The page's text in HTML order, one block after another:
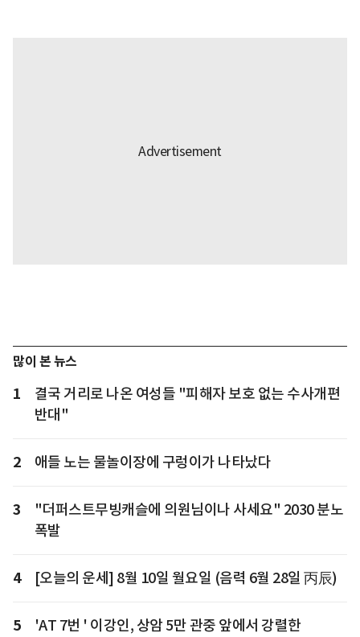
많이 본 뉴스
1
결국 거리로 나온 여성들 "피해자 보호 없는 수사개편
반대"
2 애들 노는 물놀이장에 구렁이가 나타났다
3
"더퍼스트무빙캐슬에 의원님이나 사세요" 2030 분노
폭발
4 [오늘의 운세] 8월 10일 월요일 (음력 6월 28일 丙辰)
5
'AT 7번 ' 이강인, 상암 5만 관중 앞에서 강렬한